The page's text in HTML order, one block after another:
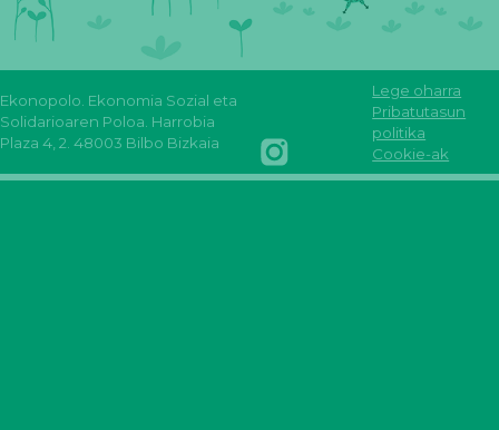
Ekonopolo. Ekonomia Sozial eta
Solidarioaren Poloa. Harrobia
Plaza 4, 2. 48003 Bilbo Bizkaia
Facebook
Youtube
Euskadi
Euskadi
mastodon
FLICKR
Euskadi
INSTAGRAM
REAS
euskadi
Lege oharra
Pribatutasun
politika
Cookie-ak